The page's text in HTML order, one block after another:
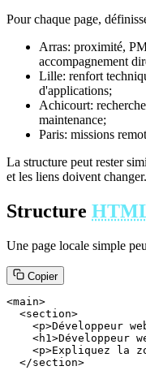
Pour chaque page,
Arras: proximité,
accompagnement
Lille: renfort
d'applications;
Achicourt:
maintenance;
Paris: missions
La structure peut rester
et les liens doivent changer.
Structure
Une page locale simple
Copier
<main>
  <section>
<p>Développeur
<h1>Développeur
<p>Expliquez la
  </section>